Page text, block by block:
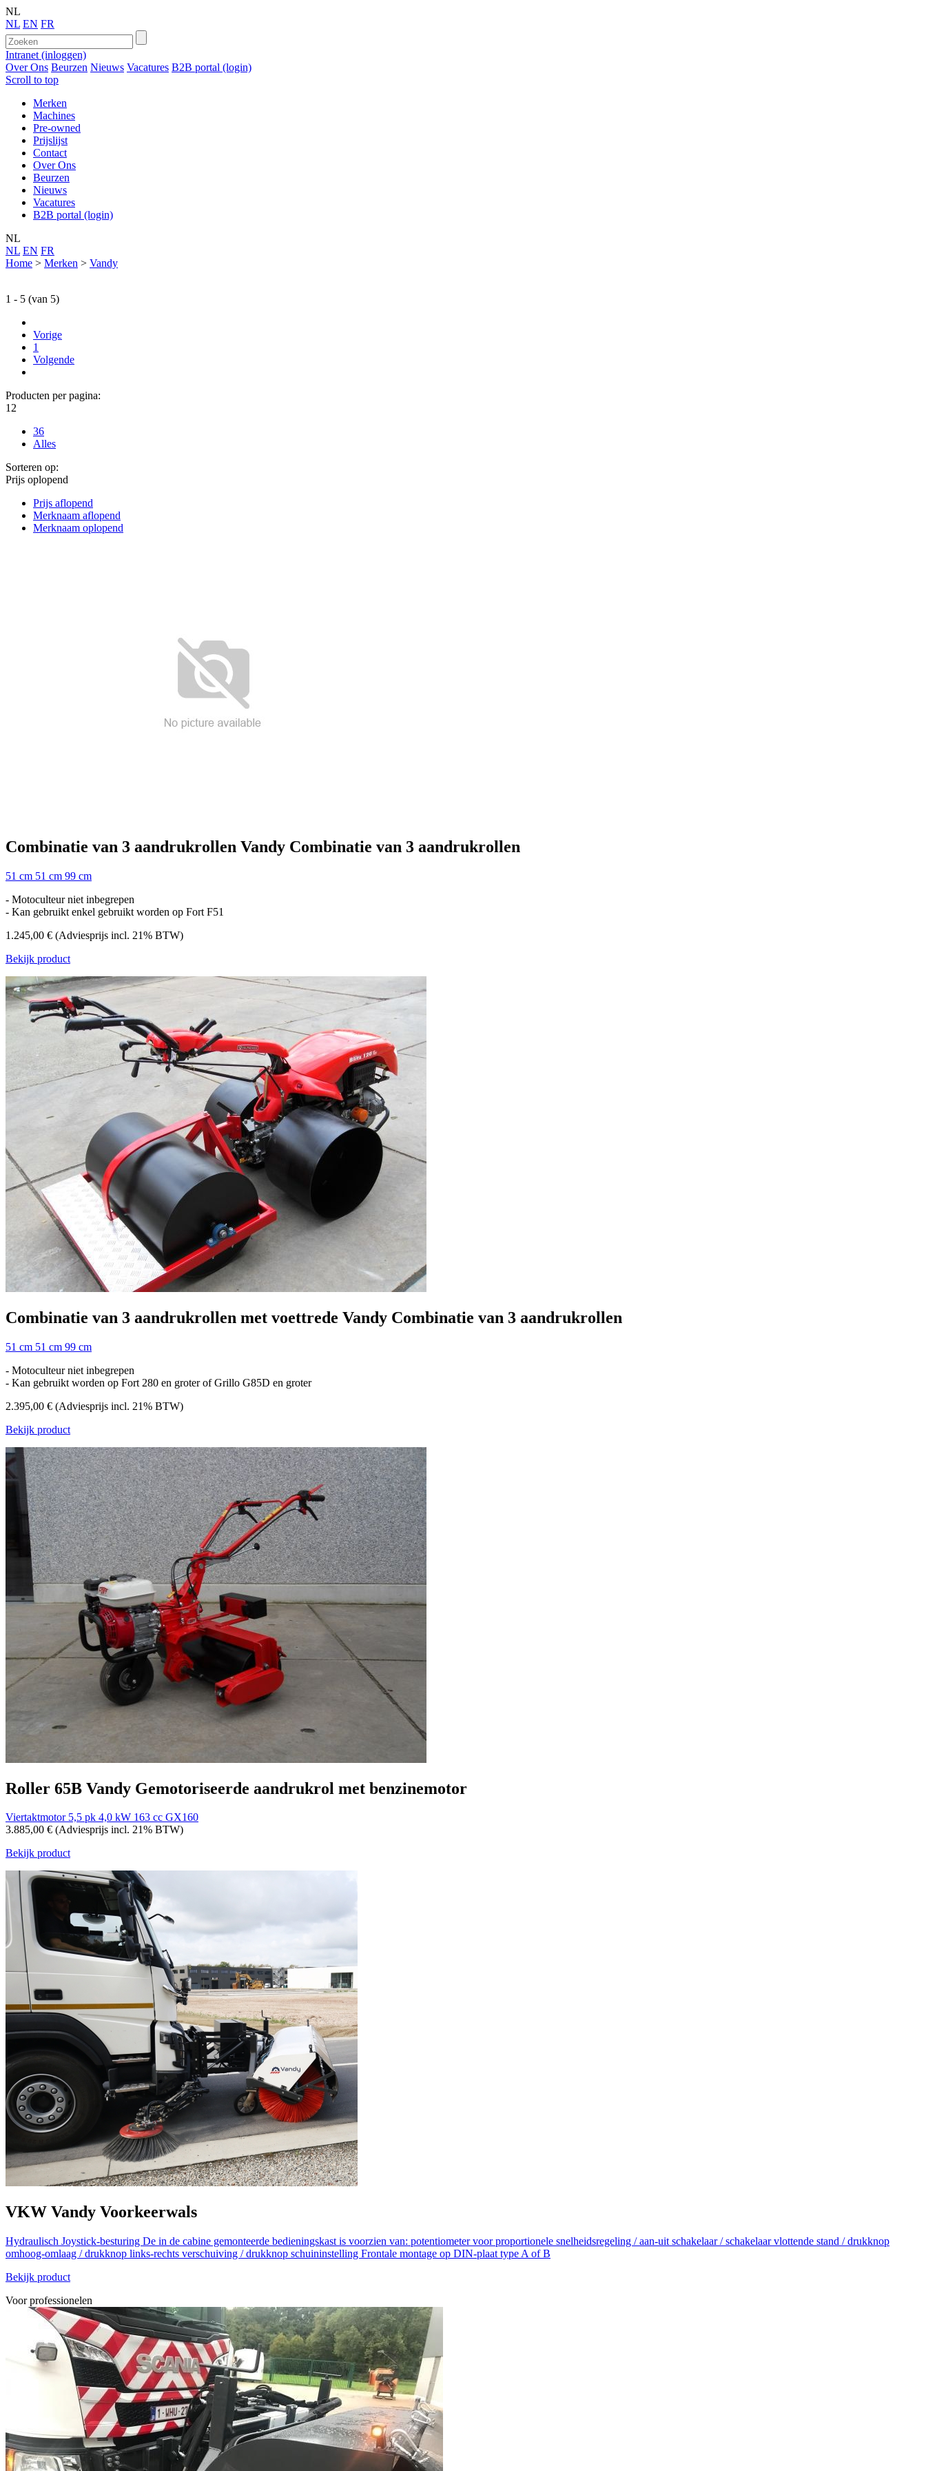
NL
NL EN FR
Intranet (inloggen)
Over Ons Beurzen Nieuws Vacatures B2B portal (login)
Scroll to top
Merken
Machines
Pre-owned
Prijslijst
Contact
Over Ons
Beurzen
Nieuws
Vacatures
B2B portal (login)
NL
NL EN FR
Home > Merken > Vandy
1 - 5 (van 5)
Vorige
1
Volgende
Producten per pagina:
12
36
Alles
Sorteren op:
Prijs oplopend
Prijs aflopend
Merknaam aflopend
Merknaam oplopend
Combinatie van 3 aandrukrollen Vandy Combinatie van 3 aandrukrollen
51 cm 51 cm 99 cm
- Motoculteur niet inbegrepen
- Kan gebruikt enkel gebruikt worden op Fort F51
1.245,00 € (Adviesprijs incl. 21% BTW)
Bekijk product
Combinatie van 3 aandrukrollen met voettrede Vandy Combinatie van 3 aandrukrollen
51 cm 51 cm 99 cm
- Motoculteur niet inbegrepen
- Kan gebruikt worden op Fort 280 en groter of Grillo G85D en groter
2.395,00 € (Adviesprijs incl. 21% BTW)
Bekijk product
Roller 65B Vandy Gemotoriseerde aandrukrol met benzinemotor
Viertaktmotor 5,5 pk 4,0 kW 163 cc GX160
3.885,00 € (Adviesprijs incl. 21% BTW)
Bekijk product
VKW Vandy Voorkeerwals
Hydraulisch Joystick-besturing De in de cabine gemonteerde bedieningskast is voorzien van: potentiometer voor proportionele snelheidsregeling / aan-uit schakelaar / schakelaar vlottende stand / drukknop
omhoog-omlaag / drukknop links-rechts verschuiving / drukknop schuininstelling Frontale montage op DIN-plaat type A of B
Bekijk product
Voor professionelen